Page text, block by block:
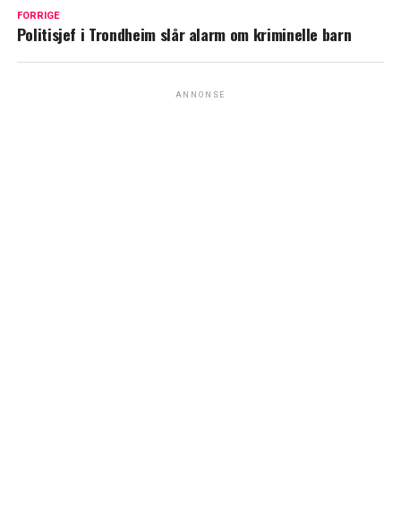
FORRIGE
Politisjef i Trondheim slår alarm om kriminelle barn
ANNONSE